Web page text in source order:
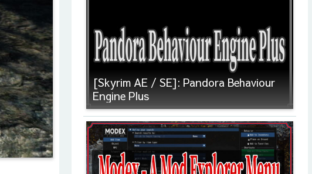
[Skyrim AE / SE]: Pandora Behaviour
Engine Plus